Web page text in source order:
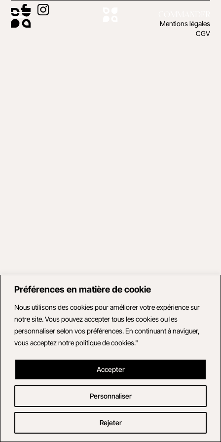
Préférences en matière de cookie
Nous utilisons des cookies pour améliorer votre expérience sur
notre site. Vous pouvez accepter tous les cookies ou les
personnaliser selon vos préférences. En continuant à naviguer,
vous acceptez notre politique de cookies."
Personnaliser
Rejeter
Accepter
Mentions légales
CGV